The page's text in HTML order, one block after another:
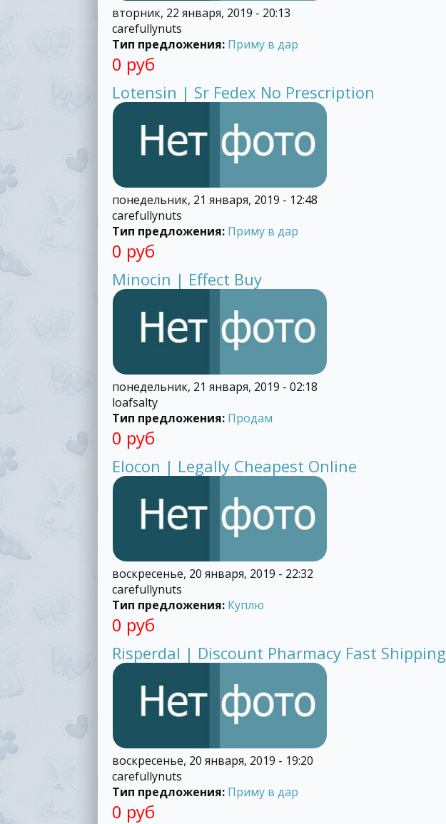
вторник, 22 января, 2019 - 20:13
carefullynuts
Тип предложения: Приму в дар
0 руб
Lotensin | Sr Fedex No Prescription
понедельник, 21 января, 2019 - 12:48
carefullynuts
Тип предложения: Приму в дар
0 руб
Minocin | Effect Buy
понедельник, 21 января, 2019 - 02:18
loafsalty
Тип предложения: Продам
0 руб
Elocon | Legally Cheapest Online
воскресенье, 20 января, 2019 - 22:32
carefullynuts
Тип предложения: Куплю
0 руб
Risperdal | Discount Pharmacy Fast Shipping
воскресенье, 20 января, 2019 - 19:20
carefullynuts
Тип предложения: Приму в дар
0 руб